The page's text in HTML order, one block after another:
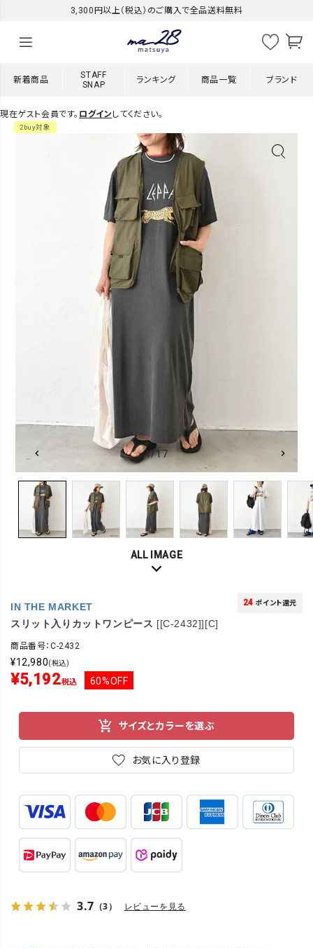
3,300円以上（税込）のご購入で全品送料無料
新着商品
STAFF
SNAP
ランキング 商品一覧 ブランド
現在ゲスト会員です。 ログインしてください。
2buy対象
1/17
ALL IMAGE
IN THE MARKET
スリット入りカットワンピース [[C-2432]][C]
24 ポイント還元
商品番号：C-2432
¥12,980(税込)
¥5,192税込 60%OFF
サイズとカラーを選ぶ
お気に入り登録
3.7 （3） レビューを見る